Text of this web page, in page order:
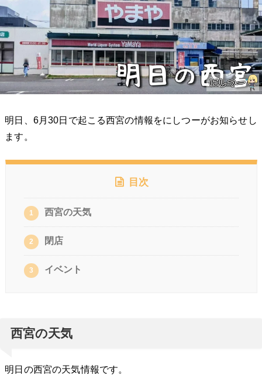
明日、6月30日で起こる西宮の情報をにしつーがお知らせし
ます。
目次
1 西宮の天気
2 閉店
3 イベント
西宮の天気
明日の西宮の天気情報です。